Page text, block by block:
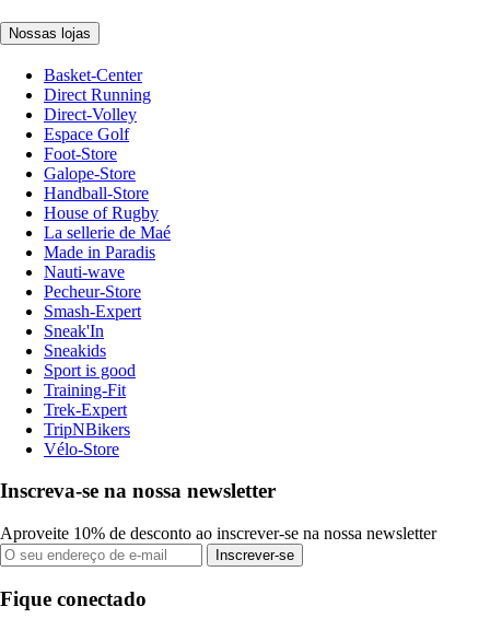
Nossas lojas
Basket-Center
Direct Running
Direct-Volley
Espace Golf
Foot-Store
Galope-Store
Handball-Store
House of Rugby
La sellerie de Maé
Made in Paradis
Nauti-wave
Pecheur-Store
Smash-Expert
Sneak'In
Sneakids
Sport is good
Training-Fit
Trek-Expert
TripNBikers
Vélo-Store
Inscreva-se na nossa newsletter
Aproveite 10% de desconto ao inscrever-se na nossa newsletter
Inscrever-se
Fique conectado